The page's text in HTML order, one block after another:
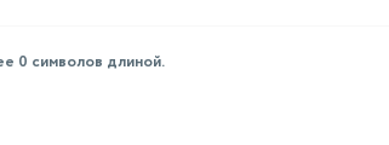
0 символов длиной.